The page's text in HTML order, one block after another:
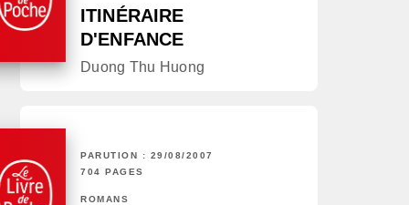
ITINÉRAIRE
D'ENFANCE
Duong Thu Huong
PARUTION : 29/08/2007
704 PAGES
ROMANS